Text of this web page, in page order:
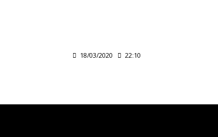
18/03/2020 22:10